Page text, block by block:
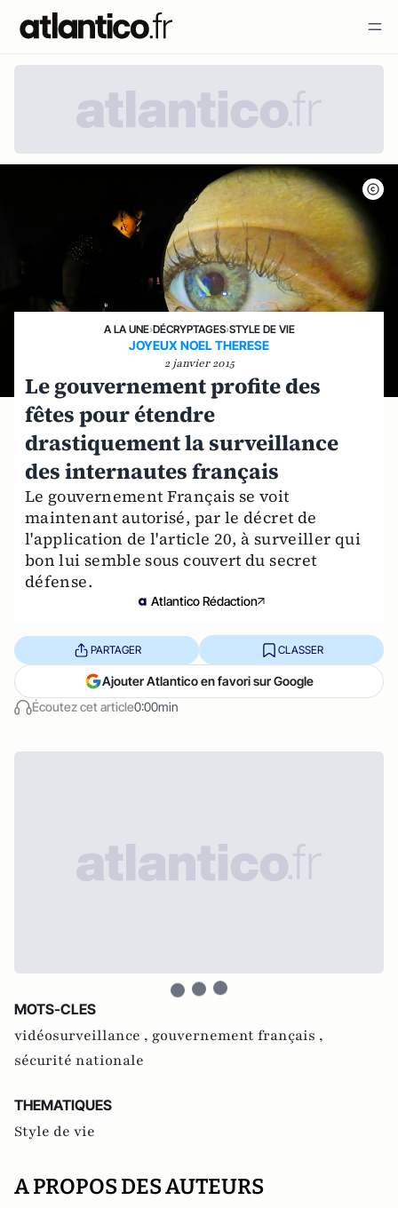
A LA UNE›DÉCRYPTAGES›STYLE DE VIE
JOYEUX NOEL THERESE
2 janvier 2015
Le gouvernement profite des
fêtes pour étendre
drastiquement la surveillance
des internautes français
Le gouvernement Français se voit
maintenant autorisé, par le décret de
l'application de l'article 20, à surveiller qui
bon lui semble sous couvert du secret
défense.
Atlantico Rédaction
Écoutez cet article0:00min
PARTAGER CLASSER
Ajouter Atlantico en favori sur Google
MOTS-CLES
vidéosurveillance , gouvernement français ,
sécurité nationale
THEMATIQUES
Style de vie
A PROPOS DES AUTEURS